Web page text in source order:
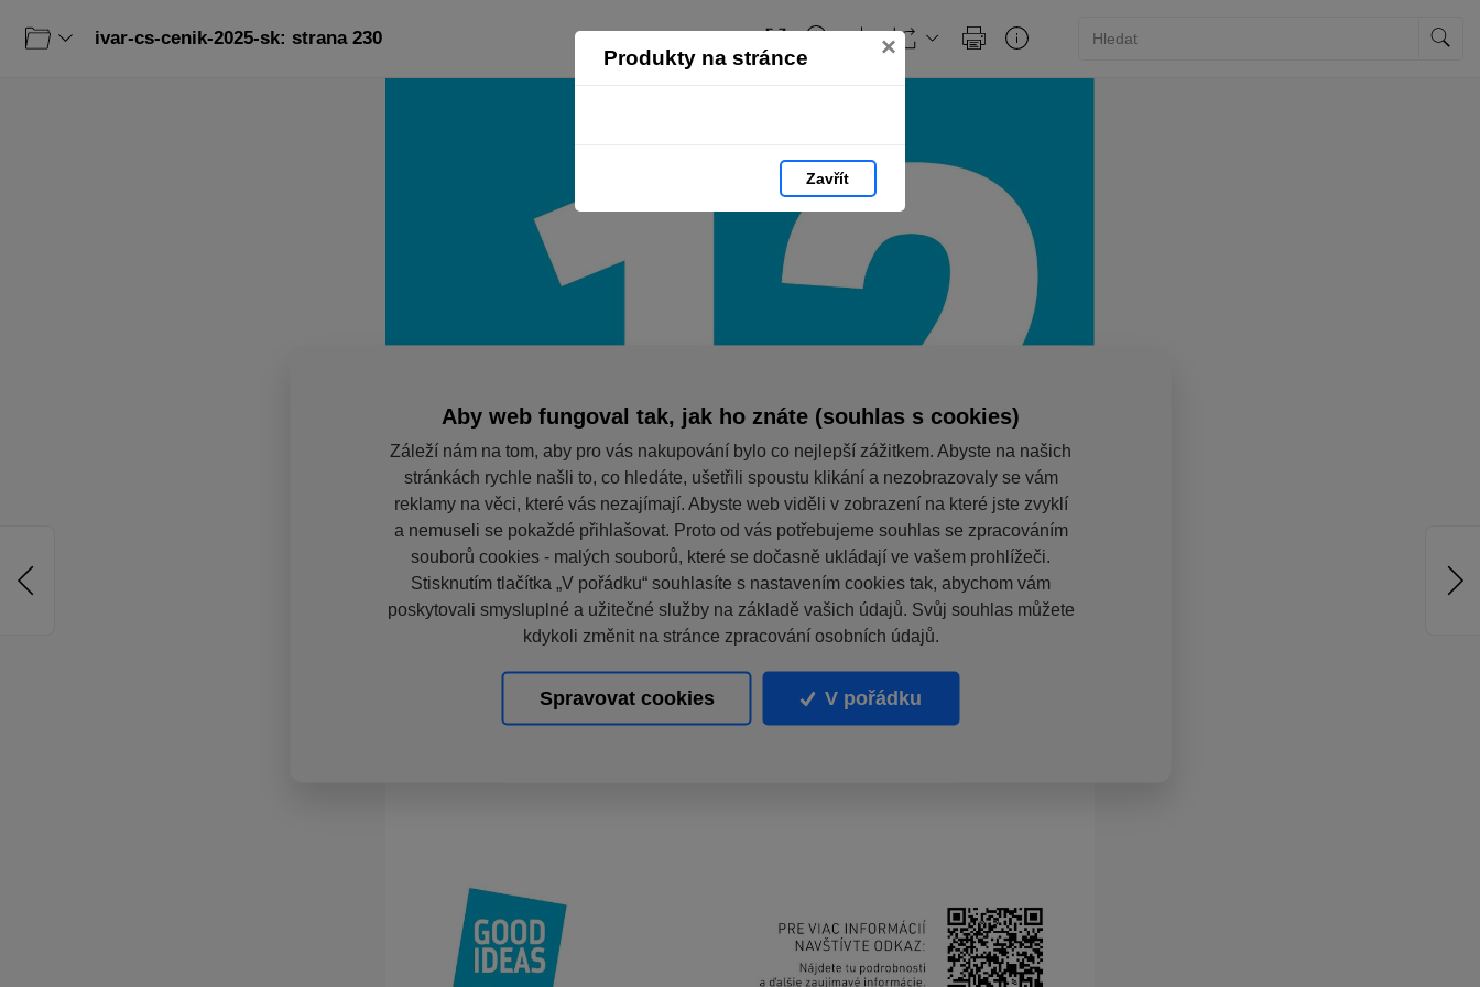
Produkty na stránce ×
Zavřít
ivar-cs-cenik-2025-sk: strana 230
Aby web fungoval tak, jak ho znáte (souhlas s cookies)
Záleží nám na tom, aby pro vás nakupování bylo co nejlepší zážitkem. Abyste na našich
stránkách rychle našli to, co hledáte, ušetřili spoustu klikání a nezobrazovaly se vám
reklamy na věci, které vás nezajímají. Abyste web viděli v zobrazení na které jste zvyklí
a nemuseli se pokaždé přihlašovat. Proto od vás potřebujeme souhlas se zpracováním
souborů cookies - malých souborů, které se dočasně ukládají ve vašem prohlížeči.
Stisknutím tlačítka „V pořádku“ souhlasíte s nastavením cookies tak, abychom vám
poskytovali smysluplné a užitečné služby na základě vašich údajů. Svůj souhlas můžete
kdykoli změnit na stránce zpracování osobních údajů.
Spravovat cookies V pořádku